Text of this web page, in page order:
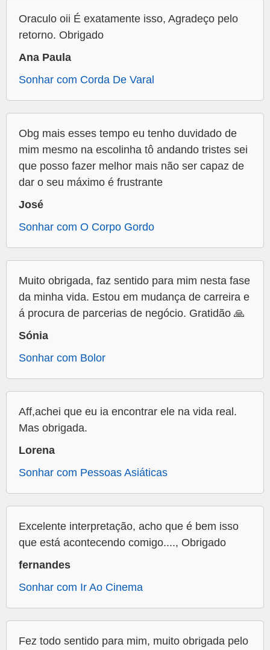
Oraculo oii É exatamente isso, Agradeço pelo
retorno. Obrigado
Ana Paula
Sonhar com Corda De Varal
Obg mais esses tempo eu tenho duvidado de
mim mesmo na escolinha tô andando tristes sei
que posso fazer melhor mais não ser capaz de
dar o seu máximo é frustrante
José
Sonhar com O Corpo Gordo
Muito obrigada, faz sentido para mim nesta fase
da minha vida. Estou em mudança de carreira e
á procura de parcerias de negócio. Gratidão 🙏
Sónia
Sonhar com Bolor
Aff,achei que eu ia encontrar ele na vida real.
Mas obrigada.
Lorena
Sonhar com Pessoas Asiáticas
Excelente interpretação, acho que é bem isso
que está acontecendo comigo...., Obrigado
fernandes
Sonhar com Ir Ao Cinema
Fez todo sentido para mim, muito obrigada pelo